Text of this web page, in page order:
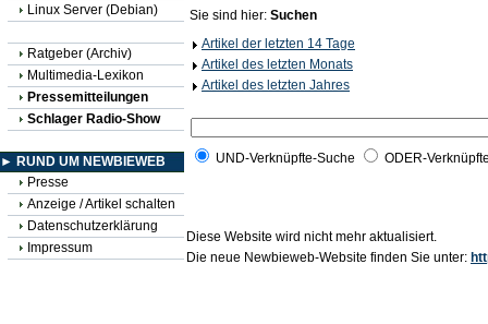
Linux Server (Debian)
Ratgeber (Archiv)
Multimedia-Lexikon
Pressemitteilungen
Schlager Radio-Show
► RUND UM NEWBIEWEB
Presse
Anzeige / Artikel schalten
Datenschutzerklärung
Impressum
Sie sind hier: Suchen
Artikel der letzten 14 Tage
Artikel des letzten Monats
Artikel des letzten Jahres
UND-Verknüpfte-Suche ODER-
Diese Website wird nicht mehr aktualisiert.
Die neue Newbieweb-Website finden Sie unter: